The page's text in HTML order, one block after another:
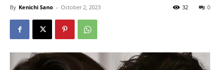
By Kenichi Sano - October 2, 2023 0
32